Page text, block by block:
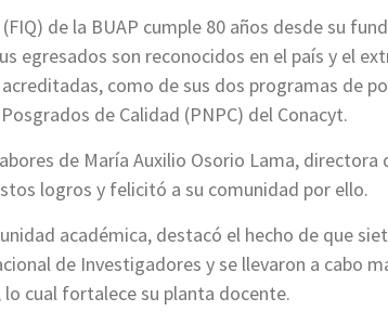
de la BUAP cumple 80 años desde su
egresados son reconocidos en el país y el
como de sus dos programas de
de Calidad (PNPC) del Conacyt.
de María Auxilio Osorio Lama, directora
logros y felicitó a su comunidad por ello.
académica, destacó el hecho de que
de Investigadores y se llevaron a cabo
cual fortalece su planta docente.